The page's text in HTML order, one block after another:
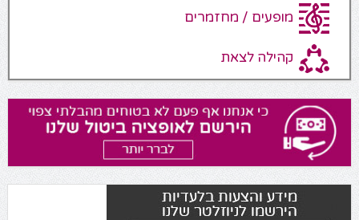
מופעים / מחזמרים
קהילה לצאת